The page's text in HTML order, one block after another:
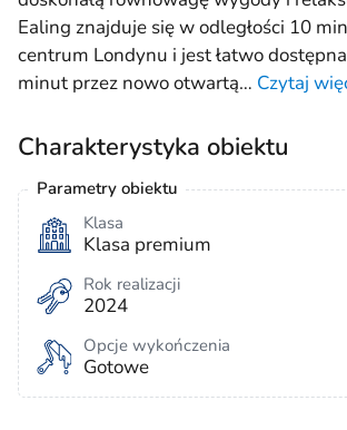
Ealing znajduje się w odległości 10
centrum Londynu i jest łatwo
minut przez nowo otwartą… Czytaj
Charakterystyka obiektu
Parametry obiektu
Klasa
Klasa premium
Rok realizacji
2024
Opcje wykończenia
Gotowe